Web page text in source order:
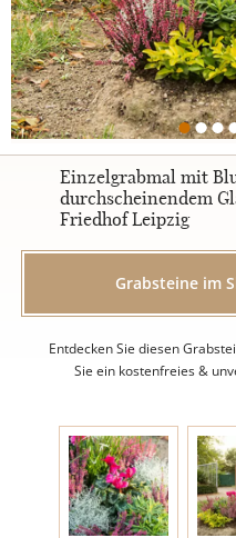
STILE
Einzelgrabmal mit
durchscheinendem
Friedhof Leipzig
Grabsteine im
Entdecken Sie diesen
Sie ein kostenfreies &